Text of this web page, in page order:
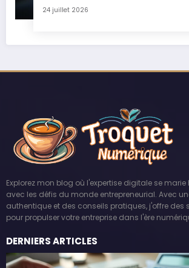
24 juillet 2026
Explorez mon blog où l'expertise digitale se
avec les défis du monde entrepreneurial. Avec
authentique et des conseils pratiques, j'offre des
pour propulser votre entreprise dans l'ère
DERNIERS ARTICLES